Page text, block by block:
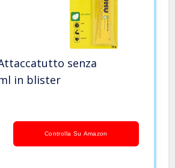
senza
in blister
Controlla Su Amazon